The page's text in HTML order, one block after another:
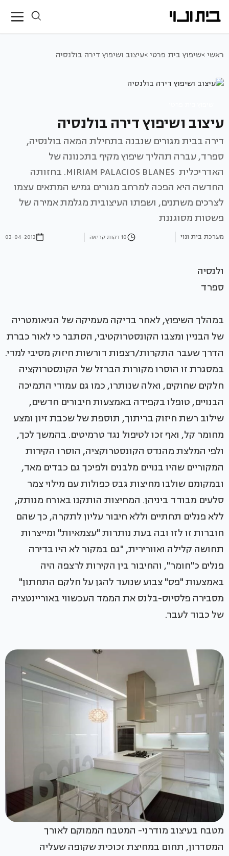
ראשי >שיפוץ בית פרטי >עיצוב ושיפוץ דירה בולנסיה
עיצוב ושיפוץ דירה בולנסיה
דירה בבית מגורים שנבנה בתחילת המאה בולנסיה,
ספרד, עברה תהליך שיפוץ מקיף בתכנונה של
האדריכלית MIRIAM PALACIOS BLANES. בחזותה
החדשה היא הפכה למרחב מגורים גמיש המתאים עצמו
לצרכים משתנים, ושפתו העיצובית מגלמת אמירה של
פשטות מסוגננת
מערכת בית ונוי 10 דקות קריאה 03-04-2013
ולנסיה
ספרד
במהלך השיפוץ, לאחר בדיקה מעמיקה של הגיאומטריה
של הבניין ומצבו הקונסטרוקטיבי, הסתבר כי לאור כברת
הדרך שעבר התקרות/רצפות דורשות חיזוק מסיבי למדי.
במסגרת זו הוסרו מקורות הברזל של הקונסטרוקציה
חלקים שחוקים, ואלה שנותרו, כמו גם עמודי התמיכה
הבנויים, טופלו בקפידה באמצעות חיבורים חדשים,
שילוב רשת חיזוק בריתוך, תוספת של שכבת זיון ומצע
מחומר קל, ואף זכו לטיפול נגד טרמיטים. בהמשך לכך,
ולפי המלצת מהנדס הקונסטרוקציה, הוסרו הקירות
המקוריים שהיו בנויים מלבנים ולפיכך גם כבדים מאד,
ובמקומם שולבו מחיצות גבס כפולות עם מילוי צמר
סלעים מבודד ביניהן. המחיצות הותקנו באורח מנותק,
ללא פנלים תחתיים וללא חיבור עליון לתקרה, כך שהם
חוברות זו לזו ובה בעת נותרות "עצמאיות" ומייצרות
תחושה קלילה ואוורירית, "גם במקור לא היו בדירה
פנלים כ"חומר", והחיבור בין הקירות לרצפה היה
באמצעות "פס" צבוע שנועד להגן על חלקם התחתון"
מסבירה פלסיוס-בלנס את הממד העכשווי באוריינטציה
של כבוד לעבר.
מטבח בעיצוב מודרני- המטבח הממוקם לאורך
המסדרון, תחום במחיצת זכוכית שקופה שעליה